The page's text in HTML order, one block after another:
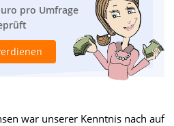
pro Umfrage
war unserer Kenntnis nach auf